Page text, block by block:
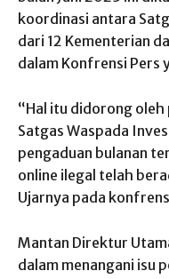
koordinasi antara
dari 12 Kementerian
dalam Konfrensi Pers
“Hal itu didorong
Satgas Waspada
pengaduan bulanan
online ilegal telah
Ujarnya pada
Mantan Direktur
dalam menangani isu